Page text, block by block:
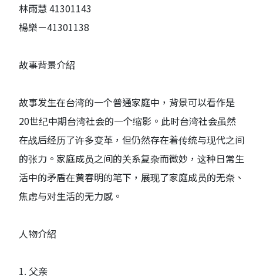
林雨慧 41301143
楊樂ㄧ41301138
故事背景介紹
故事发生在台湾的一个普通家庭中，背景可以看作是
20世纪中期台湾社会的一个缩影。此时台湾社会虽然
在战后经历了许多变革，但仍然存在着传统与现代之间
的张力。家庭成员之间的关系复杂而微妙，这种日常生
活中的矛盾在黄春明的笔下，展现了家庭成员的无奈、
焦虑与对生活的无力感。
人物介紹
1. 父亲